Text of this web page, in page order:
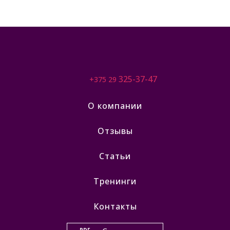
+375 29 325-37-47
О компании
Отзывы
Статьи
Тренинги
Контакты